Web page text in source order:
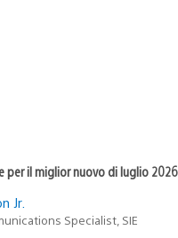
per il miglior nuovo di luglio 2026
Jr.
Specialist, SIE